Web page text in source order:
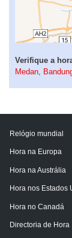
Verifique a
Medan,
Relógio mundial
Hora na Europa
Hora na Austrália
Hora nos Estados
Hora no Canadá
Directoria de Hora